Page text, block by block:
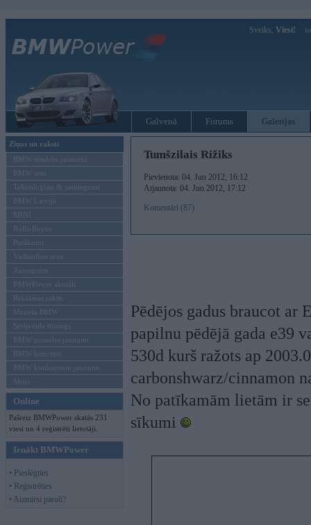
Sveiks, Viesi!
Galvenā Forums Galerijas
Ziņas un raksti
BMW modeļu jaunumi
BMW testi
Tehnoloģijas & sasniegumi
BMW Latvijā
MINI
Rolls-Royce
Pasākumi
Vadāmības tests
Autosports
BMWPower aktuāli
Reklāmas raksti
Mēneša BMW
Sērijveida tūnings
BMW pasaules jaunumi
BMW koncepti
BMW konkurentu jaunumi
Moto
Online
Pašreiz BMWPower skatās 231
viesi un 4 reģistrēti lietotāji.
Ienākt BMWPower
• Pieslēgties
• Reģistrēties
• Aizmirsi paroli?
Tumšzilais Rižiks
Pievienota: 04. Jun 2012, 16:12
Atjaunota: 04. Jun 2012, 17:12
Komentāri (87)
Pēdējos gadus braucot ar
papilnu pēdējā gada e39
530d kurš ražots ap
carbonshwarz/cinnamon
No patīkamām lietām ir
sīkumi